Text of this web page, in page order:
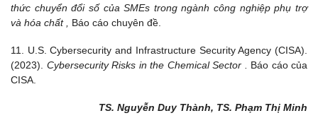
thức chuyển đổi số của SMEs trong ngành công nghiệp phụ trợ
và hóa chất ,
Báo cáo chuyên đề.
11. U.S. Cybersecurity and Infrastructure Security Agency (CISA).
(2023). Cybersecurity Risks in the Chemical Sector .
Báo cáo của
CISA.
TS. Nguyễn Duy Thành, TS. Phạm Thị Minh